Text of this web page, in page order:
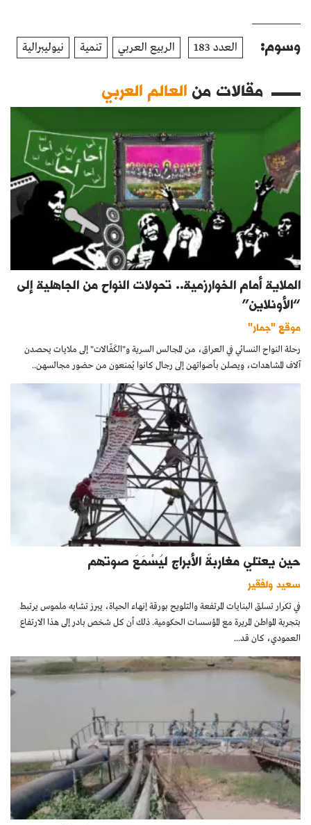
وسوم: العدد 183 الربيع العربي تنمية نيوليبرالية
مقالات منالعالم العربي
الملاية أمام الخوارزمية.. تحولات النواح من الجاهلية إلى
“الأونلاين”
موقع "جمار"
رحلة النواح النسائي في العراق، من المجالس السرية و"الكَفّالات" إلى ملايات يحصدن
آلاف المشاهدات، ويصلن بأصواتهن إلى رجال كانوا يُمنعون من حضور مجالسهن..
حين يعتلي مغاربةٌ الأبراج ليُسْمَعَ صوتهم
سعيد ولفقير
في تكرار تسلق البنايات المرتفعة والتلويح بورقة إنهاء الحياة، يبرز تشابه ملموس يرتبط
بتجربة المواطن المريرة مع المؤسسات الحكومية. ذلك أن كل شخص بادر إلى هذا الارتفاع
العمودي، كان قد...